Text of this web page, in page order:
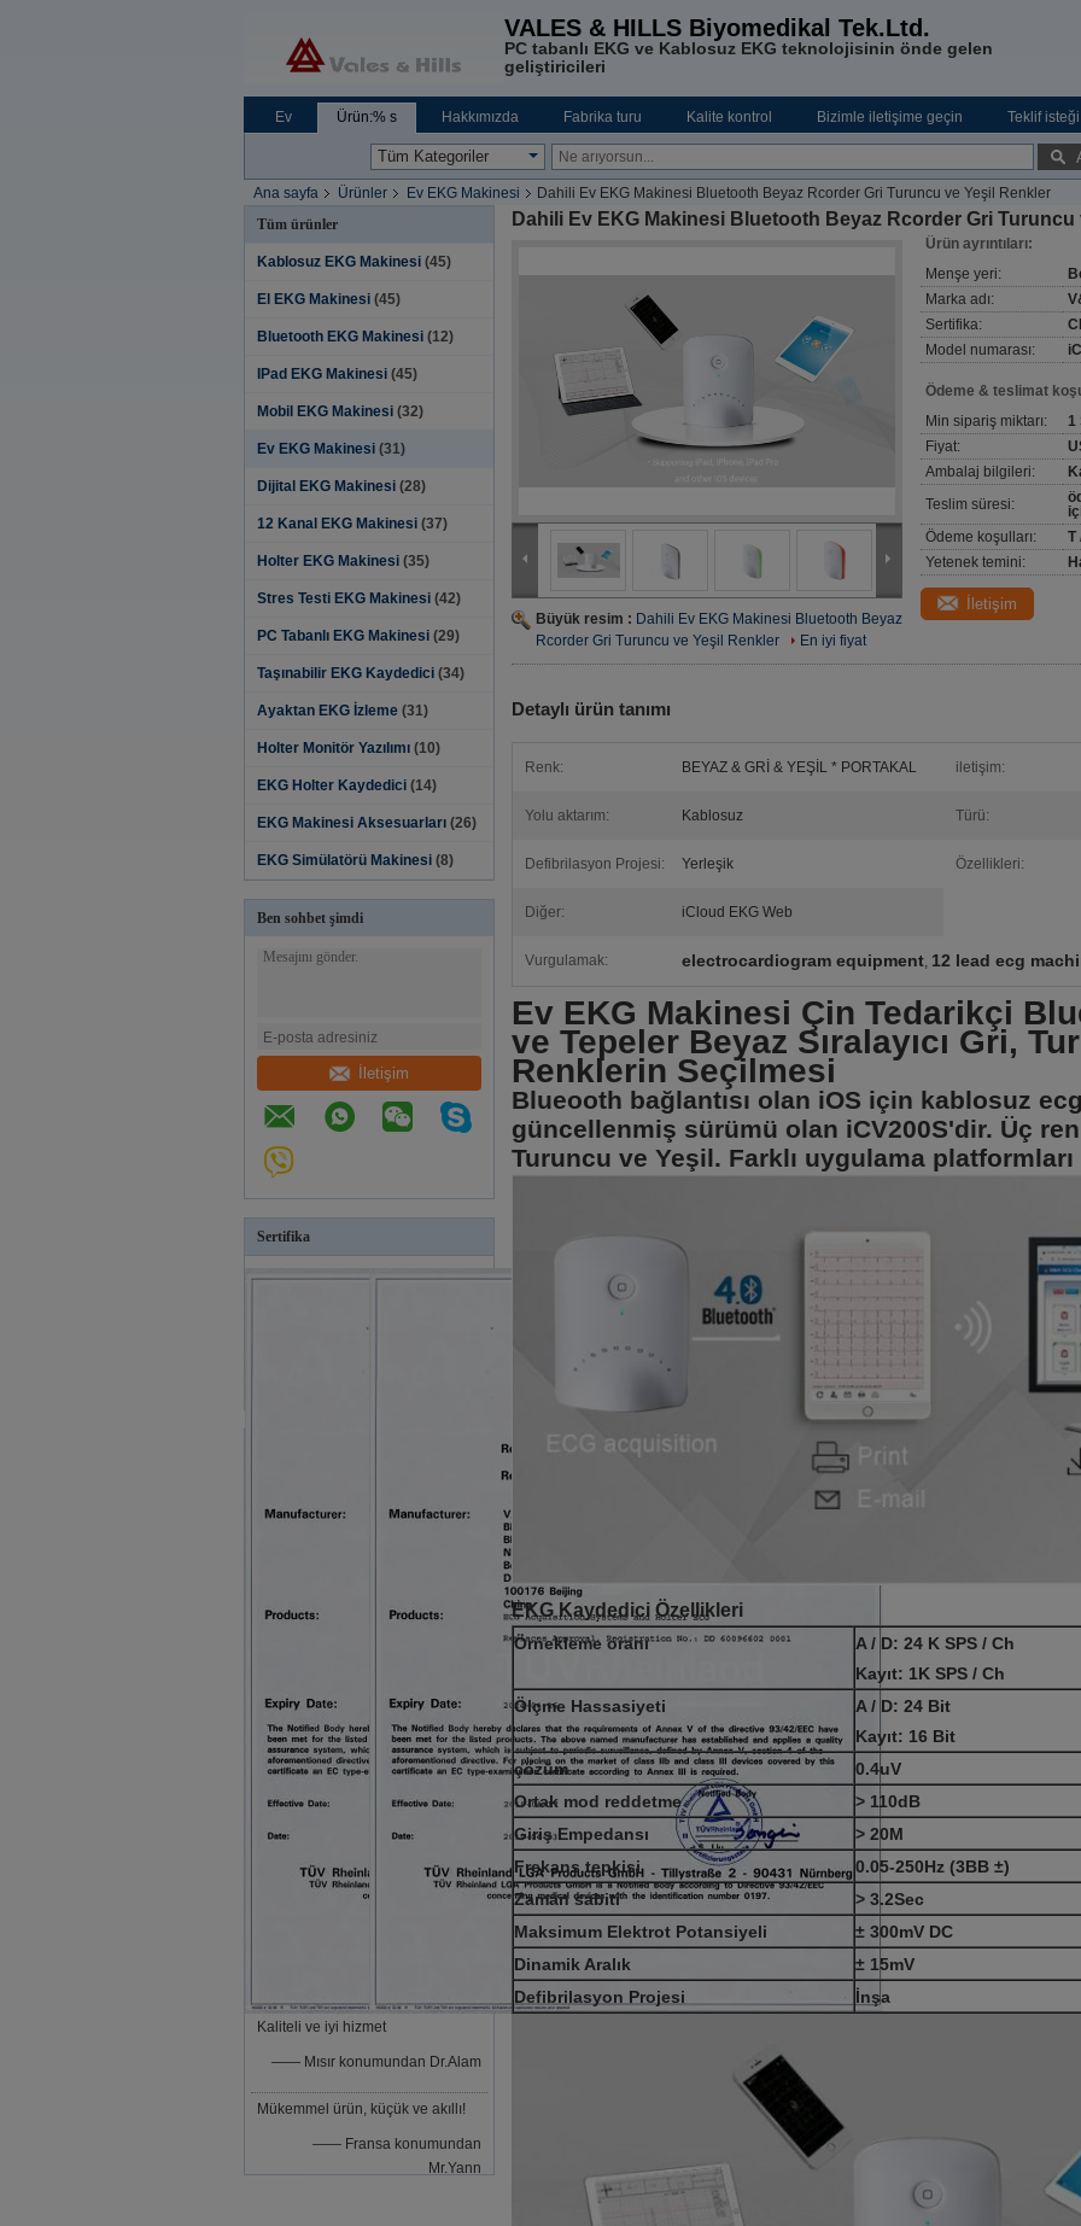
VALES & HILLS Biyomedikal Tek.Ltd.
PC tabanlı EKG ve Kablosuz EKG teknolojisinin önde gelen
geliştiricileri
Ev Ürün:% s Hakkımızda Fabrika turu Kalite kontrol Bizimle iletişime geçin Teklif isteği
Ana sayfa Ürünler Ev EKG Makinesi Dahili Ev EKG Makinesi Bluetooth Beyaz Rcorder Gri Turuncu ve Yeşil Renkler
Tüm ürünler
Kablosuz EKG Makinesi (45)
El EKG Makinesi (45)
Bluetooth EKG Makinesi (12)
IPad EKG Makinesi (45)
Mobil EKG Makinesi (32)
Ev EKG Makinesi (31)
Dijital EKG Makinesi (28)
12 Kanal EKG Makinesi (37)
Holter EKG Makinesi (35)
Stres Testi EKG Makinesi (42)
PC Tabanlı EKG Makinesi (29)
Taşınabilir EKG Kaydedici (34)
Ayaktan EKG İzleme (31)
Holter Monitör Yazılımı‎ (10)
EKG Holter Kaydedici (14)
EKG Makinesi Aksesuarları (26)
EKG Simülatörü Makinesi (8)
Ben sohbet şimdi
İletişim
Sertifika
Kaliteli ve iyi hizmet
—— Mısır konumundan Dr.Alam
Mükemmel ürün, küçük ve akıllı!
—— Fransa konumundan
Mr.Yann
Dahili Ev EKG Makinesi Bluetooth Beyaz Rcorder Gri Turuncu
Büyük resim : Dahili Ev EKG Makinesi Bluetooth Beyaz
Rcorder Gri Turuncu ve Yeşil Renkler
En iyi fiyat
Ürün ayrıntıları:
Menşe yeri:
Marka adı:
Sertifika:
Model numarası:
Ödeme & teslimat
Min sipariş miktarı:
1
Fiyat:
Ambalaj bilgileri:
Teslim süresi:
Ödeme koşulları:
T
Yetenek temini:
İletişim
Detaylı ürün tanımı
Renk: BEYAZ & GRİ & YEŞİL * PORTAKAL iletişim:
Yolu aktarım: Kablosuz Türü:
Defibrilasyon Projesi: Yerleşik Özellikleri:
Diğer: iCloud EKG Web
Vurgulamak: electrocardiogram equipment, 12 lead ecg
Ev EKG Makinesi Çin Tedarikçi
ve Tepeler Beyaz Sıralayıcı Gri,
Renklerin Seçilmesi
Blueooth bağlantısı olan iOS için kablosuz
güncellenmiş sürümü olan iCV200S'dir. Üç
Turuncu ve Yeşil. Farklı uygulama
EKG Kaydedici Özellikleri
Örnekleme oranı
A / D: 24 K SPS / Ch
Kayıt: 1K SPS / Ch
Ölçme Hassasiyeti
A / D: 24 Bit
Kayıt: 16 Bit
çözüm
0.4uV
Ortak mod reddetme
> 110dB
Giriş Empedansı
> 20M
Frekans tepkisi
0.05-250Hz (3BB ±)
Zaman sabiti
> 3.2Sec
Maksimum Elektrot Potansiyeli
± 300mV DC
Dinamik Aralık
± 15mV
Defibrilasyon Projesi
İnşa